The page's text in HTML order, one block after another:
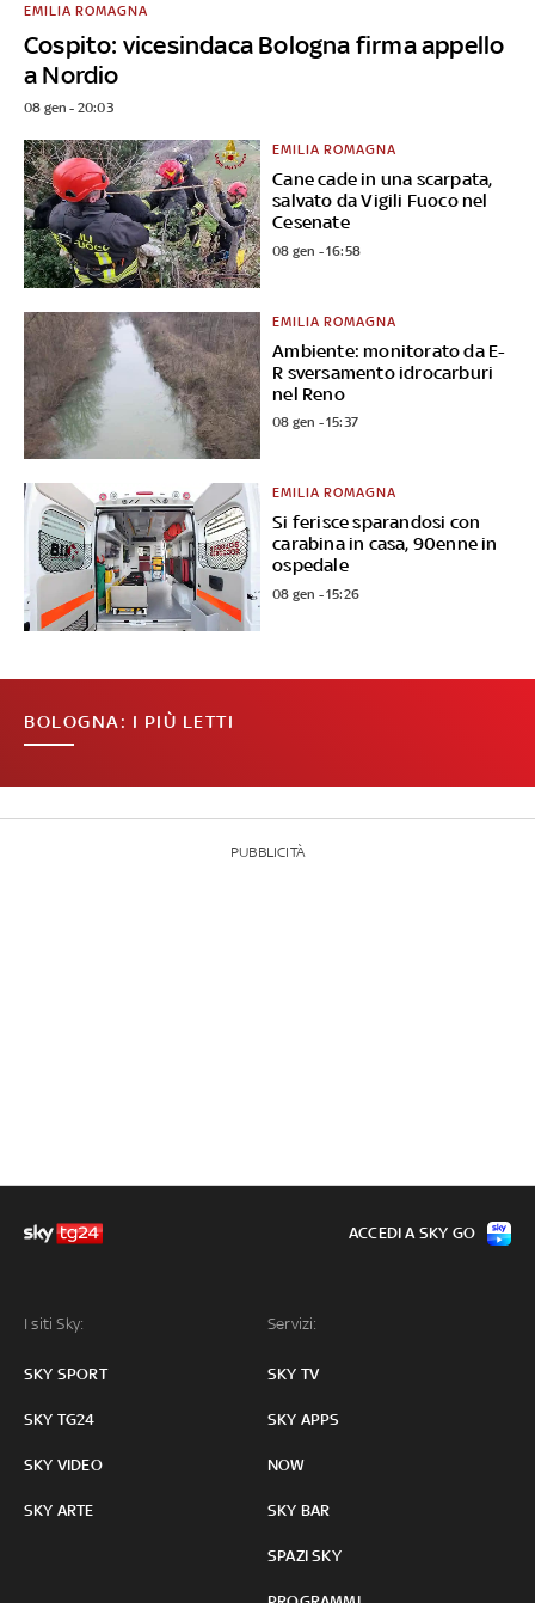
Cospito: vicesindaca Bologna firma appello
a Nordio
EMILIA ROMAGNA
08 gen - 20:03
Cane cade in una scarpata,
salvato da Vigili Fuoco nel
Cesenate
EMILIA ROMAGNA
08 gen - 16:58
Ambiente: monitorato da E-
R sversamento idrocarburi
nel Reno
EMILIA ROMAGNA
08 gen - 15:37
Si ferisce sparandosi con
carabina in casa, 90enne in
ospedale
EMILIA ROMAGNA
08 gen - 15:26
BOLOGNA: I PIÙ LETTI
PUBBLICITÀ
I siti Sky:
SKY SPORT
SKY TG24
SKY VIDEO
SKY ARTE
Servizi:
SKY TV
SKY APPS
NOW
SKY BAR
SPAZI SKY
ACCEDI A SKY GO